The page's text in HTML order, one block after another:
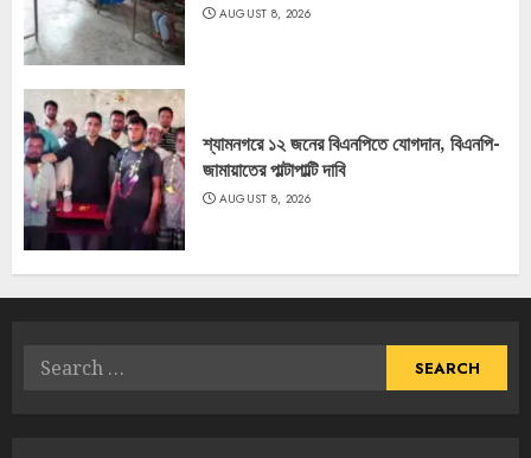
AUGUST 8, 2026
শ্যামনগরে ১২ জনের বিএনপিতে যোগদান, বিএনপি-
জামায়াতের পাল্টাপাল্টি দাবি
AUGUST 8, 2026
Search